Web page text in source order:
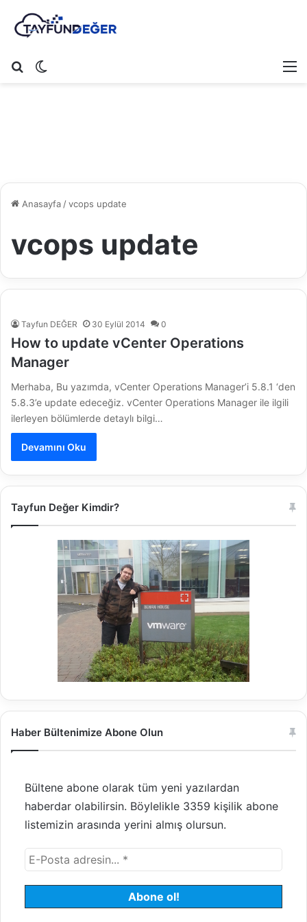
Arama yap ...
Anasayfa/vcops update
vcops update
Tayfun DEĞER 30 Eylül 2014 0
How to update vCenter Operations
Manager
Merhaba, Bu yazımda, vCenter Operations Manager’i 5.8.1 ‘den
5.8.3’e update edeceğiz. vCenter Operations Manager ile ilgili
ilerleyen bölümlerde detaylı bilgi…
Devamını Oku
Tayfun Değer Kimdir?
Haber Bültenimize Abone Olun
Bültene abone olarak tüm yeni yazılardan
haberdar olabilirsin. Böylelikle 3359 kişilik abone
listemizin arasında yerini almış olursun.